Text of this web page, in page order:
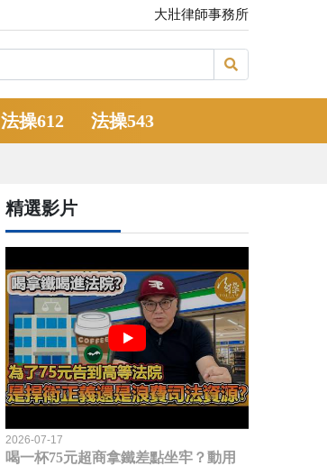
大壯律師事務所
法操612 法操543
精選影片
2026-07-17
喝一杯75元超商拿鐵差點坐牢？動用